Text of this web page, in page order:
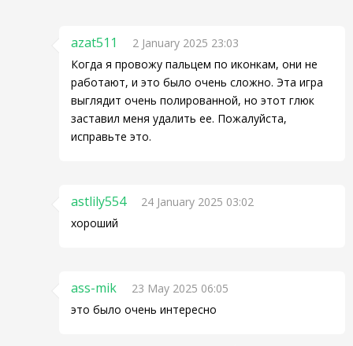
azat511
2 January 2025 23:03
Когда я провожу пальцем по иконкам, они не
работают, и это было очень сложно. Эта игра
выглядит очень полированной, но этот глюк
заставил меня удалить ее. Пожалуйста,
исправьте это.
astlily554
24 January 2025 03:02
хороший
ass-mik
23 May 2025 06:05
это было очень интересно